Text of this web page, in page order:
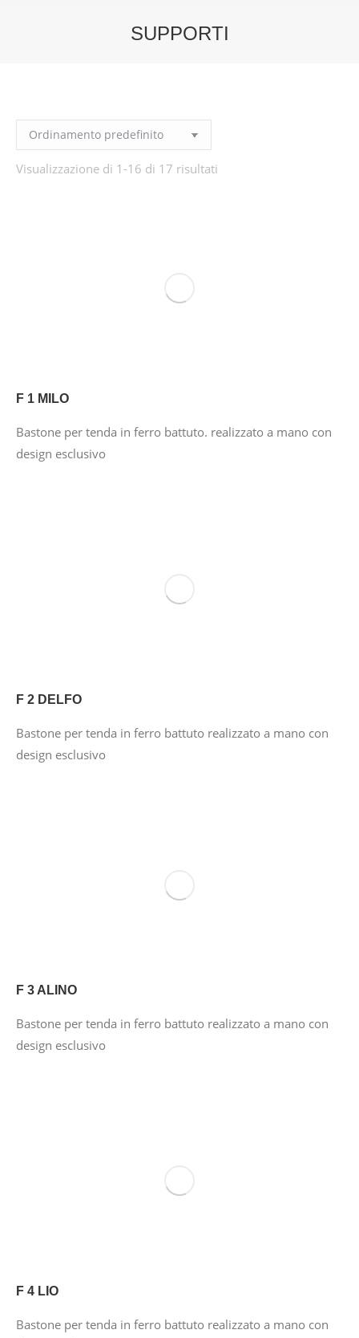
SUPPORTI
Visualizzazione di 1-16 di 17 risultati
F 1 MILO
Bastone per tenda in ferro battuto. realizzato a mano con
design esclusivo
F 2 DELFO
Bastone per tenda in ferro battuto realizzato a mano con
design esclusivo
F 3 ALINO
Bastone per tenda in ferro battuto realizzato a mano con
design esclusivo
F 4 LIO
Bastone per tenda in ferro battuto realizzato a mano con